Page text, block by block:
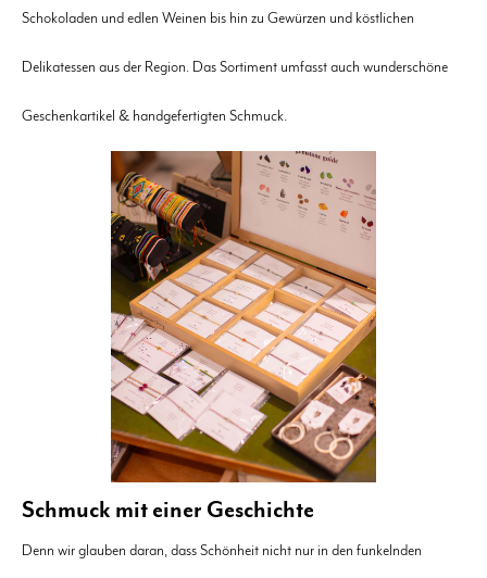
Schokoladen und edlen Weinen bis hin zu Gewürzen und köstlichen
Delikatessen aus der Region. Das Sortiment umfasst auch wunderschöne
Geschenkartikel & handgefertigten Schmuck.
Schmuck mit einer Geschichte
Denn wir glauben daran, dass Schönheit nicht nur in den funkelnden